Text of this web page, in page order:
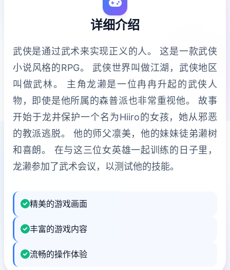
详细介绍
武侠是通过武术来实现正义的人。 这是一款武侠
小说风格的RPG。 武侠世界叫做江湖，武侠地区
叫做武林。 主角龙濑是一位冉冉升起的武侠人
物，即使是他所属的森普派也非常重视他。 故事
开始于龙井保护一个名为Hiiro的女孩，她从邪恶
的教派逃脱。 他的师父凛美，他的妹妹徒弟濑树
和喜朗。 在与这三位女英雄一起训练的日子里，
龙濑参加了武术会议，以测试他的技能。
精美的游戏画面
丰富的游戏内容
流畅的操作体验